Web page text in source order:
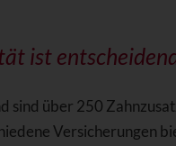
ist
sind über 250
Versicherungen